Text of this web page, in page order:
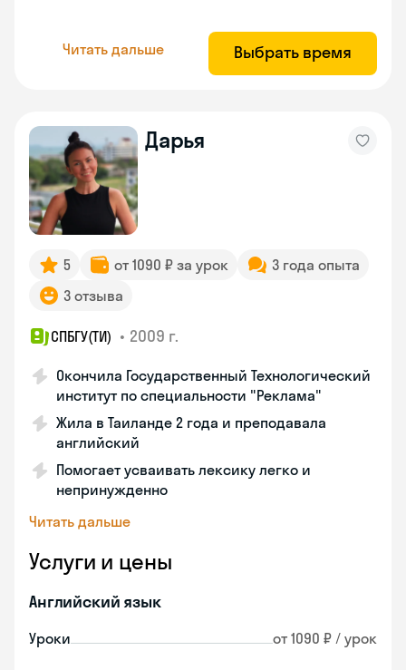
Читать дальше Выбрать время
Дарья
5 от 1090 ₽ за урок
3 года опыта
3 отзыва
СПБГУ(ТИ) • 2009 г.
Окончила Государственный Технологический
институт по специальности "Реклама"
Жила в Таиланде 2 года и преподавала
английский
Помогает усваивать лексику легко и
непринужденно
Читать дальше
Услуги и цены
Английский язык
Уроки от 1090 ₽ / урок